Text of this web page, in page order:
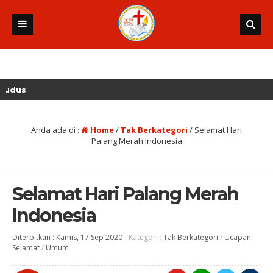
Anda ada di : Home/ Tak Berkategori / Selamat Hari
Palang Merah Indonesia
Selamat Hari Palang Merah
Indonesia
Diterbitkan : Kamis, 17 Sep 2020- Kategori : Tak Berkategori / Ucapan
Selamat/ Umum